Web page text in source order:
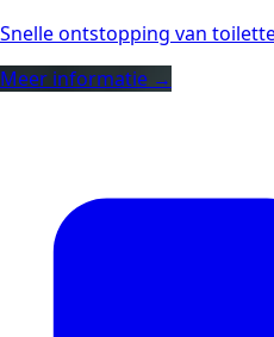
Snelle ontstopping van
Meer informatie →